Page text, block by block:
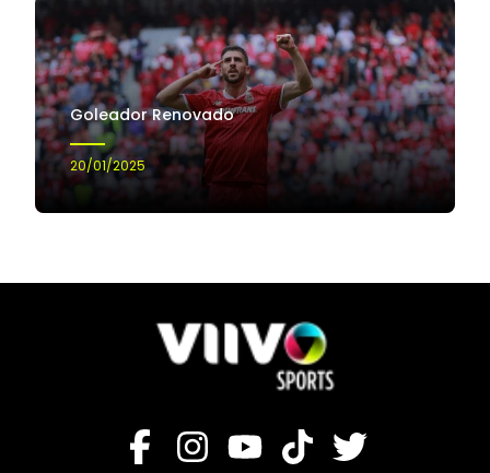
Goleador Renovado
20/01/2025